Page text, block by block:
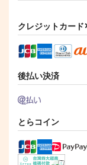
クレジットカード
後払い決済
とらコイン